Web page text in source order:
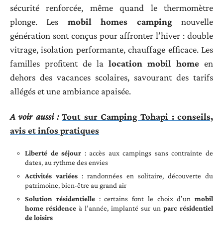
sécurité renforcée, même quand le thermomètre
plonge. Les mobil homes campingnouvelle
génération sont conçus pour affronter l’hiver : double
vitrage, isolation performante, chauffage efficace. Les
familles profitent de la location mobil home en
dehors des vacances scolaires, savourant des tarifs
allégés et une ambiance apaisée.
A voir aussi : Tout sur Camping Tohapi : conseils,
avis et infos pratiques
Liberté de séjour : accès aux campings sans contrainte de
dates, au rythme des envies
Activités variées : randonnées en solitaire, découverte du
patrimoine, bien-être au grand air
Solution résidentielle: certains font le choix d’un mobil
home résidence à l’année, implanté sur un parc résidentiel
de loisirs